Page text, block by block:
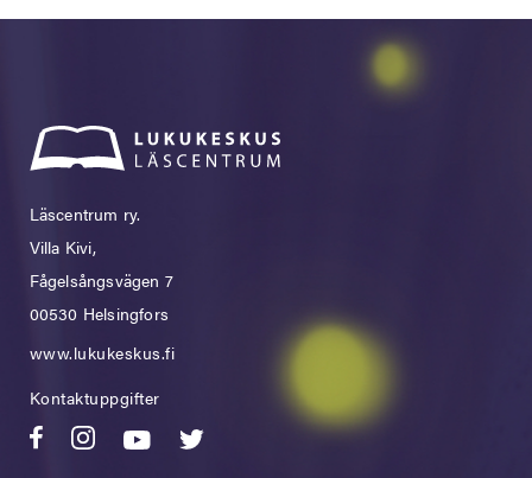
Läscentrum ry.
Villa Kivi,
Fågelsångsvägen 7
00530 Helsingfors
www.lukukeskus.fi
Kontaktuppgifter